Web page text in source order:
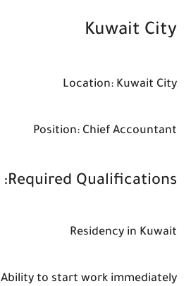
Kuwait City
Location: Kuwait City
Position: Chief Accountant
Required Qualifications:
Residency in Kuwait
Ability to start work immediately